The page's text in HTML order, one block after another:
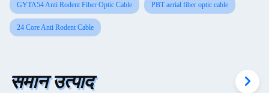
GYTA54 Anti Rodent Fiber Optic Cable PBT aerial fiber optic cable
24 Core Anti Rodent Cable
समान उत्पाद